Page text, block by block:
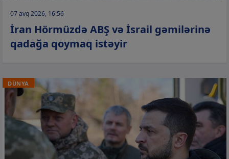
07 avq 2026, 16:56
İran Hörmüzdə ABŞ və İsrail gəmilərinə
qadağa qoymaq istəyir
DÜNYA